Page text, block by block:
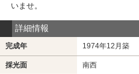
いませ。
詳細情報
完成年 1974年12月築
採光面 南西